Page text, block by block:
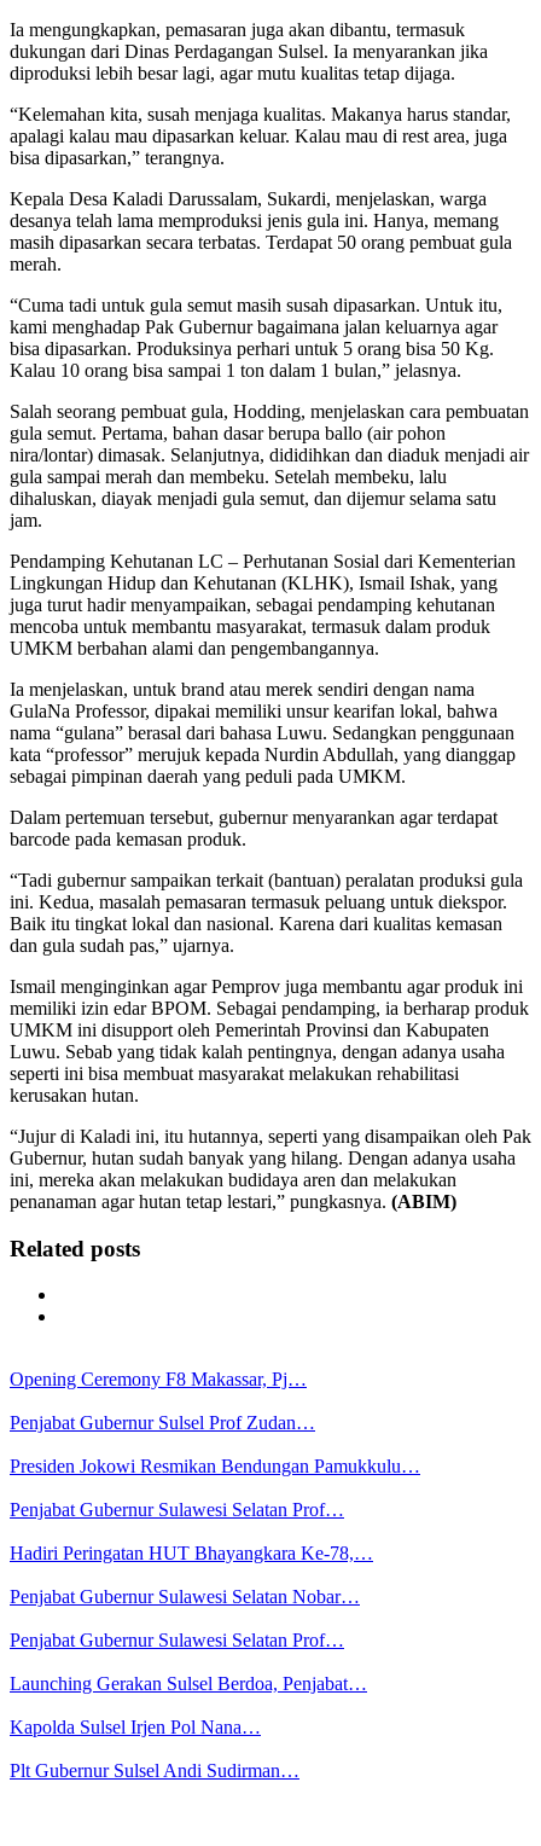
Ia mengungkapkan, pemasaran juga akan dibantu, termasuk
dukungan dari Dinas Perdagangan Sulsel. Ia menyarankan jika
diproduksi lebih besar lagi, agar mutu kualitas tetap dijaga.
“Kelemahan kita, susah menjaga kualitas. Makanya harus standar,
apalagi kalau mau dipasarkan keluar. Kalau mau di rest area, juga
bisa dipasarkan,” terangnya.
Kepala Desa Kaladi Darussalam, Sukardi, menjelaskan, warga
desanya telah lama memproduksi jenis gula ini. Hanya, memang
masih dipasarkan secara terbatas. Terdapat 50 orang pembuat gula
merah.
“Cuma tadi untuk gula semut masih susah dipasarkan. Untuk itu,
kami menghadap Pak Gubernur bagaimana jalan keluarnya agar
bisa dipasarkan. Produksinya perhari untuk 5 orang bisa 50 Kg.
Kalau 10 orang bisa sampai 1 ton dalam 1 bulan,” jelasnya.
Salah seorang pembuat gula, Hodding, menjelaskan cara pembuatan
gula semut. Pertama, bahan dasar berupa ballo (air pohon
nira/lontar) dimasak. Selanjutnya, dididihkan dan diaduk menjadi air
gula sampai merah dan membeku. Setelah membeku, lalu
dihaluskan, diayak menjadi gula semut, dan dijemur selama satu
jam.
Pendamping Kehutanan LC – Perhutanan Sosial dari Kementerian
Lingkungan Hidup dan Kehutanan (KLHK), Ismail Ishak, yang
juga turut hadir menyampaikan, sebagai pendamping kehutanan
mencoba untuk membantu masyarakat, termasuk dalam produk
UMKM berbahan alami dan pengembangannya.
Ia menjelaskan, untuk brand atau merek sendiri dengan nama
GulaNa Professor, dipakai memiliki unsur kearifan lokal, bahwa
nama “gulana” berasal dari bahasa Luwu. Sedangkan penggunaan
kata “professor” merujuk kepada Nurdin Abdullah, yang dianggap
sebagai pimpinan daerah yang peduli pada UMKM.
Dalam pertemuan tersebut, gubernur menyarankan agar terdapat
barcode pada kemasan produk.
“Tadi gubernur sampaikan terkait (bantuan) peralatan produksi gula
ini. Kedua, masalah pemasaran termasuk peluang untuk diekspor.
Baik itu tingkat lokal dan nasional. Karena dari kualitas kemasan
dan gula sudah pas,” ujarnya.
Ismail menginginkan agar Pemprov juga membantu agar produk ini
memiliki izin edar BPOM. Sebagai pendamping, ia berharap produk
UMKM ini disupport oleh Pemerintah Provinsi dan Kabupaten
Luwu. Sebab yang tidak kalah pentingnya, dengan adanya usaha
seperti ini bisa membuat masyarakat melakukan rehabilitasi
kerusakan hutan.
“Jujur di Kaladi ini, itu hutannya, seperti yang disampaikan oleh Pak
Gubernur, hutan sudah banyak yang hilang. Dengan adanya usaha
ini, mereka akan melakukan budidaya aren dan melakukan
penanaman agar hutan tetap lestari,” pungkasnya. (ABIM)
Related posts
Opening Ceremony F8 Makassar, Pj…
Penjabat Gubernur Sulsel Prof Zudan…
Presiden Jokowi Resmikan Bendungan Pamukkulu…
Penjabat Gubernur Sulawesi Selatan Prof…
Hadiri Peringatan HUT Bhayangkara Ke-78,…
Penjabat Gubernur Sulawesi Selatan Nobar…
Penjabat Gubernur Sulawesi Selatan Prof…
Launching Gerakan Sulsel Berdoa, Penjabat…
Kapolda Sulsel Irjen Pol Nana…
Plt Gubernur Sulsel Andi Sudirman…